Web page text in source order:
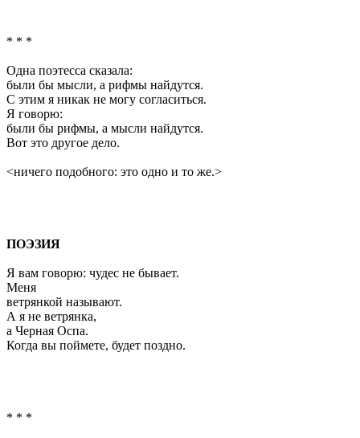
* * *
Одна поэтесса сказала:
были бы мысли, а рифмы найдутся.
С этим я никак не могу согласиться.
Я говорю:
были бы рифмы, а мысли найдутся.
Вот это другое дело.
<ничего подобного: это одно и то же.>
ПОЭЗИЯ
Я вам говорю: чудес не бывает.
Меня
ветрянкой называют.
А я не ветрянка,
а Черная Оспа.
Когда вы поймете, будет поздно.
* * *